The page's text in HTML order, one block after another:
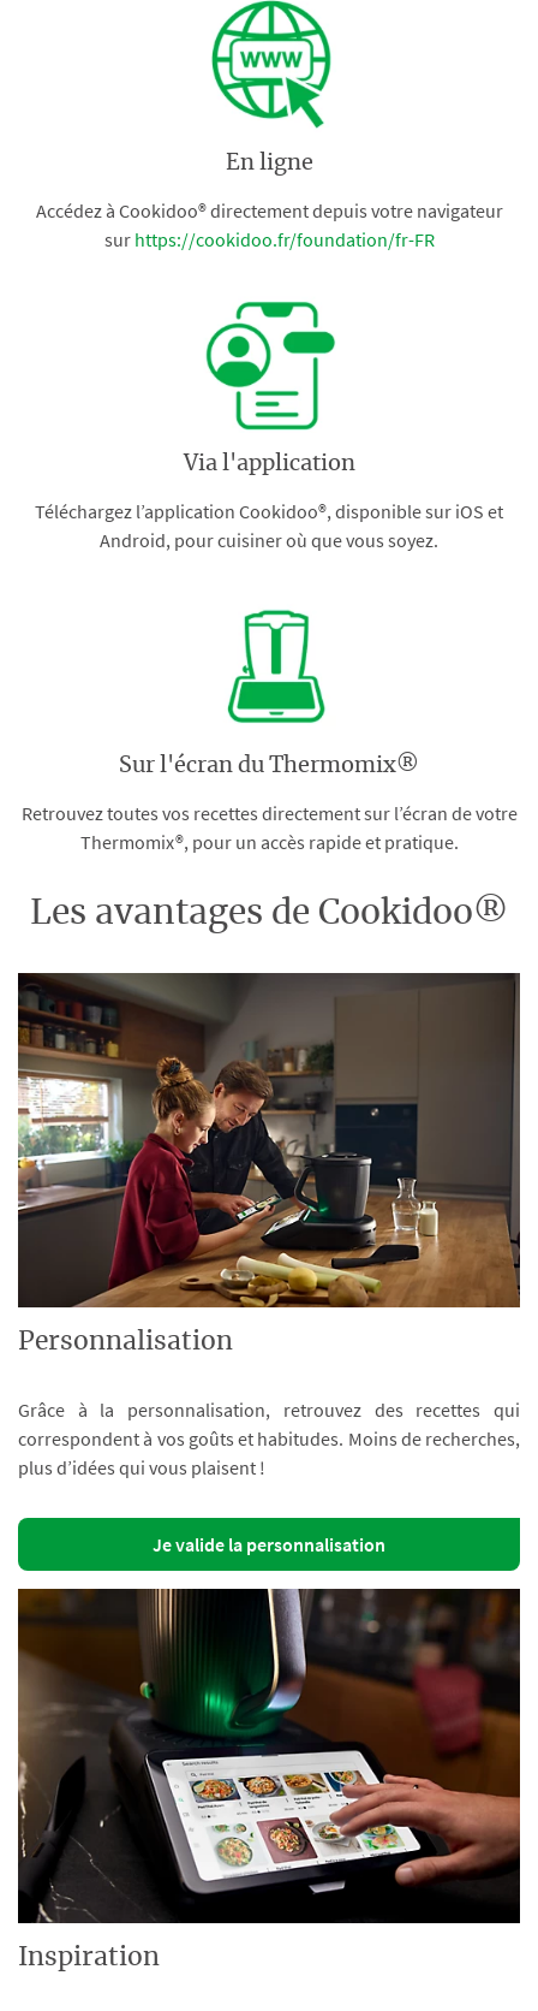
En ligne
Accédez à Cookidoo® directement depuis votre navigateur
sur https://cookidoo.fr/foundation/fr-FR
Via l'application
Téléchargez l’application Cookidoo®, disponible sur iOS et
Android, pour cuisiner où que vous soyez.
Sur l'écran du Thermomix®
Retrouvez toutes vos recettes directement sur l’écran de votre
Thermomix®, pour un accès rapide et pratique.
Les avantages de Cookidoo®
Personnalisation
Grâce à la personnalisation, retrouvez des recettes qui
correspondent à vos goûts et habitudes. Moins de recherches,
plus d’idées qui vous plaisent !
Je valide la personnalisation
Inspiration